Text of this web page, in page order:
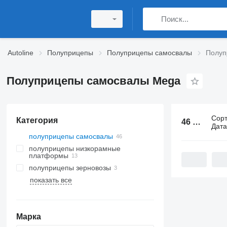
Autoline Полуприцепы Полуприцепы самосвалы
Полуприцепы самосвалы Mega
Категория
полуприцепы самосвалы
полуприцепы низкорамные
платформы
полуприцепы зерновозы
показать все
Марка
46 объявлений: